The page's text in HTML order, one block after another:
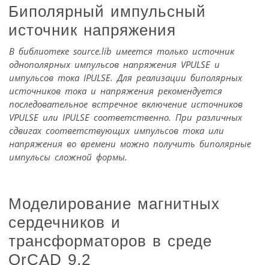
Биполярный импульсный
источник напряжения
В библиотеке source.lib имеется только источник
однополярных импульсов напряжения VPULSE и
импульсов тока IPULSE. Для реализации биполярных
источников тока и напряжения рекомендуется
последовательное встречное включение источников
VPULSE или IPULSE соответственно. При различных
сдвигах соответствующих импульсов тока или
напряжения во времени можно получить биполярные
импульсы сложной формы.
Моделирование магнитных
сердечников и
трансформаторов в среде
OrCAD 9.2